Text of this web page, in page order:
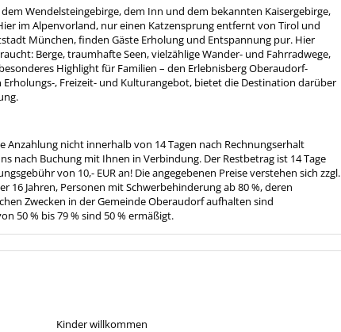
Wendelsteingebirge, dem Inn und dem bekannten Kaisergebirge,
im Alpenvorland, nur einen Katzensprung entfernt von Tirol und
München, finden Gäste Erholung und Entspannung pur. Hier
Berge, traumhafte Seen, vielzählige Wander- und Fahrradwege,
Highlight für Familien – den Erlebnisberg Oberaudorf-
, Freizeit- und Kulturangebot, bietet die Destination darüber
Anzahlung nicht innerhalb von 14 Tagen nach Rechnungserhalt
nach Buchung mit Ihnen in Verbindung. Der Restbetrag ist 14 Tage
von 10,- EUR an! Die angegebenen Preise verstehen sich zzgl.
16 Jahren, Personen mit Schwerbehinderung ab 80 %, deren
Zwecken in der Gemeinde Oberaudorf aufhalten sind
50 % bis 79 % sind 50 % ermäßigt.
Kinder willkommen